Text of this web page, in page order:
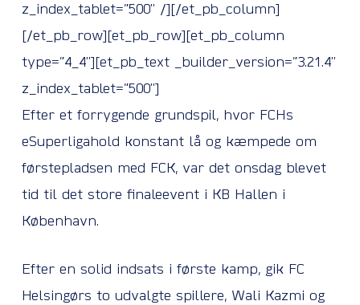
z_index_tablet=”500″ /][/et_pb_column]
[/et_pb_row][et_pb_row][et_pb_column
type=”4_4″][et_pb_text _builder_version=”3.21.4″
z_index_tablet=”500″]
Efter et forrygende grundspil, hvor FCHs
eSuperligahold konstant lå og kæmpede om
førstepladsen med FCK, var det onsdag blevet
tid til det store finaleevent i KB Hallen i
København.
Efter en solid indsats i første kamp, gik FC
Helsingørs to udvalgte spillere, Wali Kazmi og